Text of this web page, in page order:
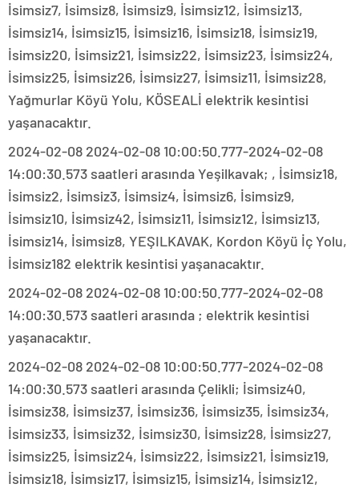
İsimsiz7, İsimsiz8, İsimsiz9, İsimsiz12, İsimsiz13,
İsimsiz14, İsimsiz15, İsimsiz16, İsimsiz18, İsimsiz19,
İsimsiz20, İsimsiz21, İsimsiz22, İsimsiz23, İsimsiz24,
İsimsiz25, İsimsiz26, İsimsiz27, İsimsiz11, İsimsiz28,
Yağmurlar Köyü Yolu, KÖSEALİ elektrik kesintisi
yaşanacaktır.
2024-02-08 2024-02-08 10:00:50.777-2024-02-08
14:00:30.573 saatleri arasında Yeşilkavak; , İsimsiz18,
İsimsiz2, İsimsiz3, İsimsiz4, İsimsiz6, İsimsiz9,
İsimsiz10, İsimsiz42, İsimsiz11, İsimsiz12, İsimsiz13,
İsimsiz14, İsimsiz8, YEŞILKAVAK, Kordon Köyü İç Yolu,
İsimsiz182 elektrik kesintisi yaşanacaktır.
2024-02-08 2024-02-08 10:00:50.777-2024-02-08
14:00:30.573 saatleri arasında ; elektrik kesintisi
yaşanacaktır.
2024-02-08 2024-02-08 10:00:50.777-2024-02-08
14:00:30.573 saatleri arasında Çelikli; İsimsiz40,
İsimsiz38, İsimsiz37, İsimsiz36, İsimsiz35, İsimsiz34,
İsimsiz33, İsimsiz32, İsimsiz30, İsimsiz28, İsimsiz27,
İsimsiz25, İsimsiz24, İsimsiz22, İsimsiz21, İsimsiz19,
İsimsiz18, İsimsiz17, İsimsiz15, İsimsiz14, İsimsiz12,